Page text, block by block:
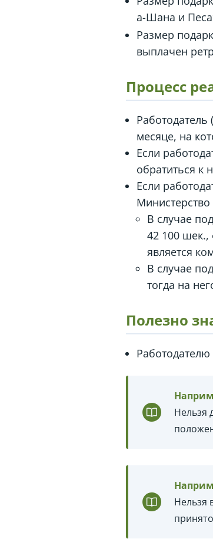
а-Шана и
Размер
выплачен
Процесс
Работодатель
месяце, на
Если
обратиться к
Если
Министерство
В случае
42 100 шек.,
является
В случае
тогда на
Полезно
Нельзя
Нельзя